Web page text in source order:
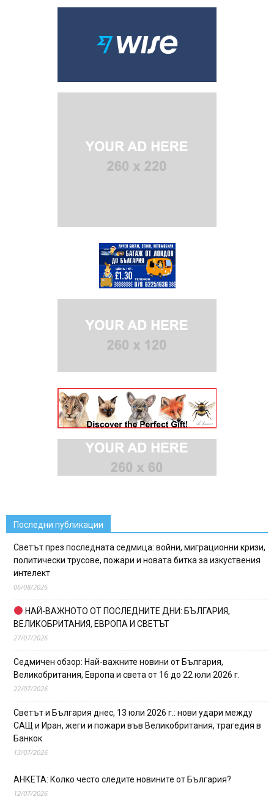
Последни публикации
Светът през последната седмица: войни, миграционни кризи,
политически трусове, пожари и новата битка за изкуствения
интелект
06/08/2026
НАЙ-ВАЖНОТО ОТ ПОСЛЕДНИТЕ ДНИ: БЪЛГАРИЯ,
ВЕЛИКОБРИТАНИЯ, ЕВРОПА И СВЕТЪТ
27/07/2026
Седмичен обзор: Най-важните новини от България,
Великобритания, Европа и света от 16 до 22 юли 2026 г.
22/07/2026
Светът и България днес, 13 юли 2026 г.: нови удари между
САЩ и Иран, жеги и пожари във Великобритания, трагедия в
Банкок
13/07/2026
АНКЕТА: Колко често следите новините от България?
12/07/2026